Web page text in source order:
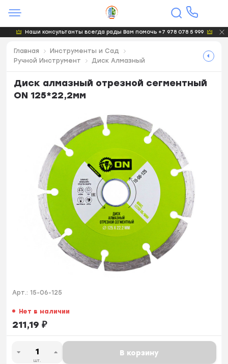
Наши консультанты всегда рады Вам помочь +7 978 078 5 999
Главная
Инструменты и Сад
Ручной Инструмент
Диск Алмазный
Диск алмазный отрезной сегментный
ON 125*22,2мм
Арт.: 15-06-125
Нет в наличии
211,19 ₽
шт.
В корзину